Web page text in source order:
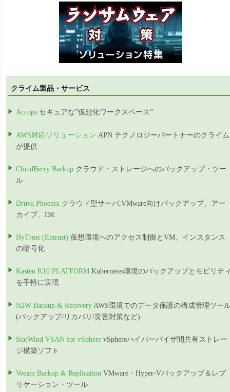
クライム製品・サービス
Accops セキュアな”仮想化ワークスペース”
AWS対応ソリューション APN テクノロジーパートナーのクライム
が提供
CloudBerry Backup クラウド・ストレージへのバックアップ・ツー
ル
Druva Phoenix クラウド型サーバ,VMware向けバックアップ、アー
カイブ、DR
HyTrust (Entrust) 仮想環境へのアクセス制御とVM、インスタンス
の暗号化
Kasten K10 PLATFORM Kubernetes環境のバックアップとモビリテ
を手軽に実現
N2W Backup & Recovery AWS環境でのデータ保護の構成管理ツー
(バックアップ/リカバリ/災害対策など)
StarWind VSAN for vSphere vSphereハイパーバイザ間共有ストレー
ジ構築ソフト
Veeam Backup & Replication VMware・Hyper-Vバックアップ＆レプ
リケーション・ツール